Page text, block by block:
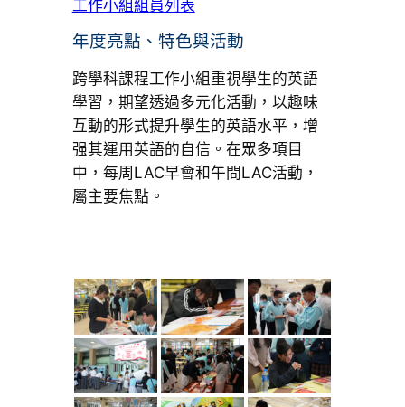
工作小組組員列表
年度亮點、特色與活動
跨學科課程工作小組重視學生的英語
學習，期望透過多元化活動，以趣味
互動的形式提升學生的英語水平，增
强其運用英語的自信。在眾多項目
中，每周LAC早會和午間LAC活動，
屬主要焦點。